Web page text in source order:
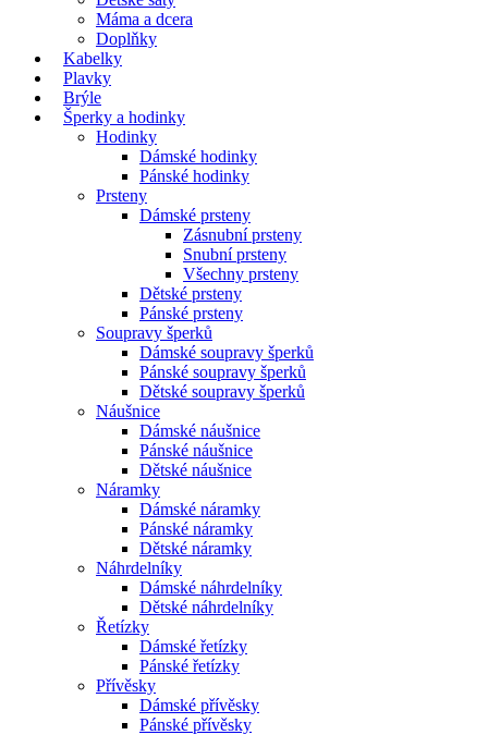
Máma a dcera
Doplňky
Kabelky
Plavky
Brýle
Šperky a hodinky
Hodinky
Dámské hodinky
Pánské hodinky
Prsteny
Dámské prsteny
Zásnubní prsteny
Snubní prsteny
Všechny prsteny
Dětské prsteny
Pánské prsteny
Soupravy šperků
Dámské soupravy šperků
Pánské soupravy šperků
Dětské soupravy šperků
Náušnice
Dámské náušnice
Pánské náušnice
Dětské náušnice
Náramky
Dámské náramky
Pánské náramky
Dětské náramky
Náhrdelníky
Dámské náhrdelníky
Dětské náhrdelníky
Řetízky
Dámské řetízky
Pánské řetízky
Přívěsky
Dámské přívěsky
Pánské přívěsky